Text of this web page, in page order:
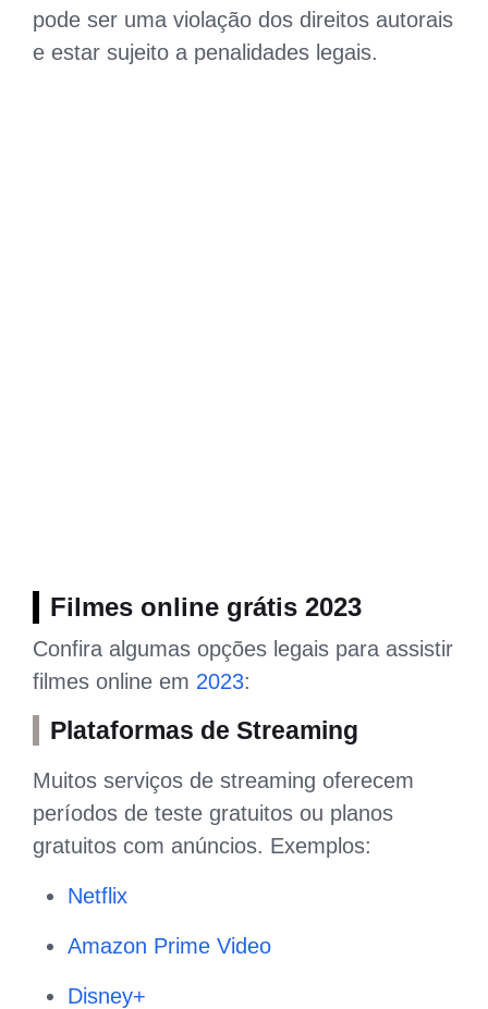
pode ser uma violação dos direitos autorais
e estar sujeito a penalidades legais.
Filmes online grátis 2023
Confira algumas opções legais para assistir
filmes online em 2023:
Plataformas de Streaming
Muitos serviços de streaming oferecem
períodos de teste gratuitos ou planos
gratuitos com anúncios. Exemplos:
Netflix
Amazon Prime Video
Disney+